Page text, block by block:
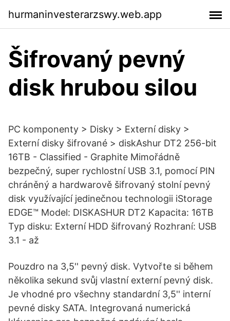
hurmaninvesterarzswy.web.app
Šifrovaný pevný
disk hrubou silou
PC komponenty > Disky > Externí disky >
Externí disky šifrované > diskAshur DT2 256-bit
16TB - Classified - Graphite Mimořádně
bezpečný, super rychlostní USB 3.1, pomocí PIN
chráněný a hardwarově šifrovaný stolní pevný
disk využívající jedinečnou technologii iStorage
EDGE™ Model: DISKASHUR DT2 Kapacita: 16TB
Typ disku: Externí HDD šifrovaný Rozhraní: USB
3.1 - až
Pouzdro na 3,5'' pevný disk. Vytvořte si během
několika sekund svůj vlastní externí pevný disk.
Je vhodné pro všechny standardní 3,5'' interní
pevné disky SATA. Integrovaná numerická